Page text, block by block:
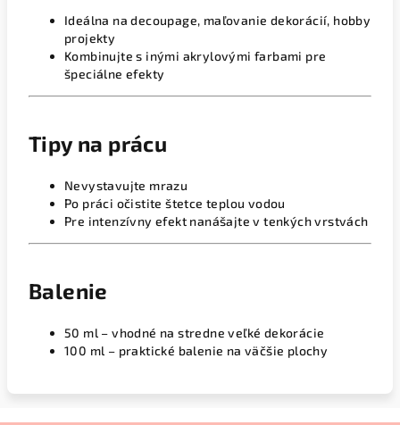
Ideálna na decoupage, maľovanie dekorácií, hobby
projekty
Kombinujte s inými akrylovými farbami pre
špeciálne efekty
Tipy na prácu
Nevystavujte mrazu
Po práci očistite štetce teplou vodou
Pre intenzívny efekt nanášajte v tenkých vrstvách
Balenie
50 ml – vhodné na stredne veľké dekorácie
100 ml – praktické balenie na väčšie plochy